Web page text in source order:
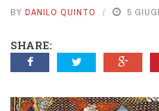
BY DANILO QUINTO 5
SHARE: